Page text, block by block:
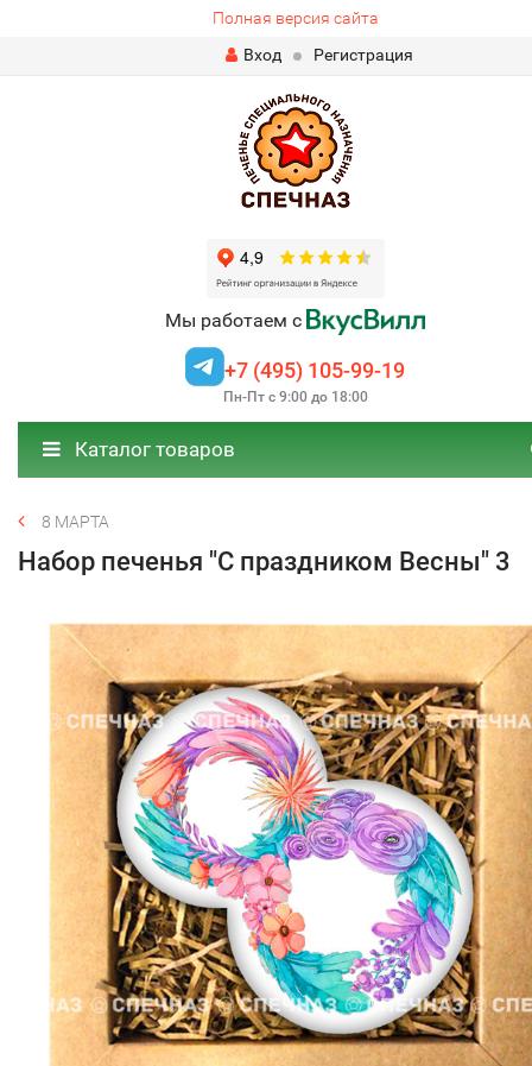
Полная версия сайта
Вход
Регистрация
Мы работаем с
+7 (495) 105-99-19
Пн-Пт с 9:00 до 18:00
Каталог товаров
8 МАРТА
Набор печенья "С праздником Весны" 3